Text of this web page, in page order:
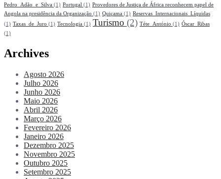
Pedro_Adão_e_Silva (1) Portugal (1) Provedores de Justiça de África reconhecem papel de
Angola na presidência da Organização (1) Quiçama (1) Reservas_Internacionais_Líquidas
(1) Taxas_de_Juro (1) Tecnologia (1) Turismo (2) Téte_António (1) Óscar_Ribas
(1)
Archives
Agosto 2026
Julho 2026
Junho 2026
Maio 2026
Abril 2026
Março 2026
Fevereiro 2026
Janeiro 2026
Dezembro 2025
Novembro 2025
Outubro 2025
Setembro 2025